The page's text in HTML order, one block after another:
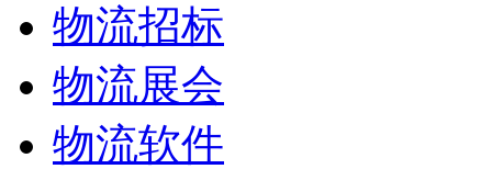
物流招标
物流展会
物流软件